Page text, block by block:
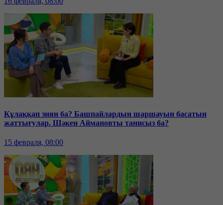
Құлаққап зиян ба? Башпайлардың шаршауын басатын
жаттығулар. Шәкен Аймановты танисыз ба?
15 февраля, 08:00